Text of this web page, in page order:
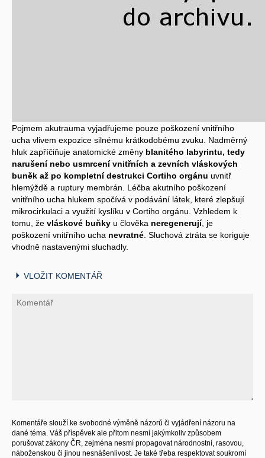
Pojmem akutrauma vyjadřujeme pouze poškození vnitřního
ucha vlivem expozice silnému krátkodobému zvuku. Nadměrný
hluk zapříčiňuje anatomické změny blanitého labyrintu, tedy
narušení nebo usmrcení vnitřních a zevních vláskových
buněk až po kompletní destrukci Cortiho orgánu uvnitř
hlemýždě a ruptury membrán. Léčba akutního poškození
vnitřního ucha hlukem spočívá v podávání látek, které zlepšují
mikrocirkulaci a využití kyslíku v Cortiho orgánu. Vzhledem k
tomu, že vláskové buňky u člověka neregenerují, je
poškození vnitřního ucha nevratné . Sluchová ztráta se koriguje
vhodně nastavenými sluchadly.
VLOŽIT KOMENTÁŘ
Komentáře slouží ke svobodné výměně názorů či vyjádření názoru na
dané téma. Váš příspěvek ale přitom nesmí jakýmkoliv způsobem
porušovat zákony ČR, zejména nesmí propagovat národnostní, rasovou,
náboženskou či jinou nesnášenlivost. Je také třeba respektovat soukromí